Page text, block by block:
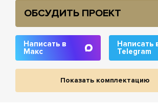
ОБСУДИТЬ ПРОЕКТ
Написать в
Макс
Написать
Telegram
Показать комплектацию